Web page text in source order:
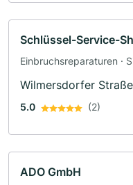
Schlüssel-Service-
Einbruchsreparaturen ·
Wilmersdorfer
5.0 (2)
ADO GmbH